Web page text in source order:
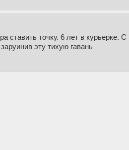
ставить точку. 6 лет в курьерке.
эту тихую гавань